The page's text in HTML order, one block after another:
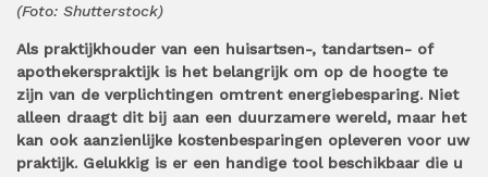
(Foto: Shutterstock)
Als praktijkhouder van een huisartsen-, tandartsen- of
apothekerspraktijk is het belangrijk om op de hoogte te
zijn van de verplichtingen omtrent energiebesparing. Niet
alleen draagt dit bij aan een duurzamere wereld, maar het
kan ook aanzienlijke kostenbesparingen opleveren voor uw
praktijk. Gelukkig is er een handige tool beschikbaar die u